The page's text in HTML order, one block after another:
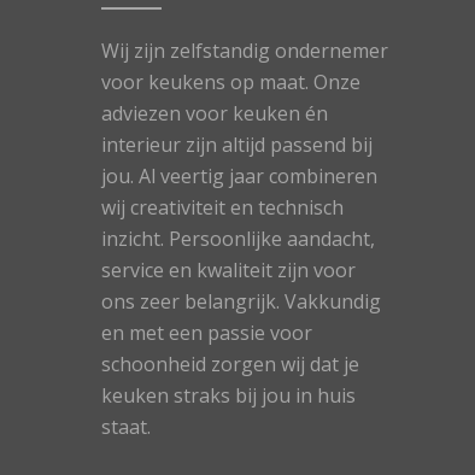
Wij zijn zelfstandig ondernemer
voor keukens op maat. Onze
adviezen voor keuken én
interieur zijn altijd passend bij
jou. Al veertig jaar combineren
wij creativiteit en technisch
inzicht. Persoonlijke aandacht,
service en kwaliteit zijn voor
ons zeer belangrijk. Vakkundig
en met een passie voor
schoonheid zorgen wij dat je
keuken straks bij jou in huis
staat.